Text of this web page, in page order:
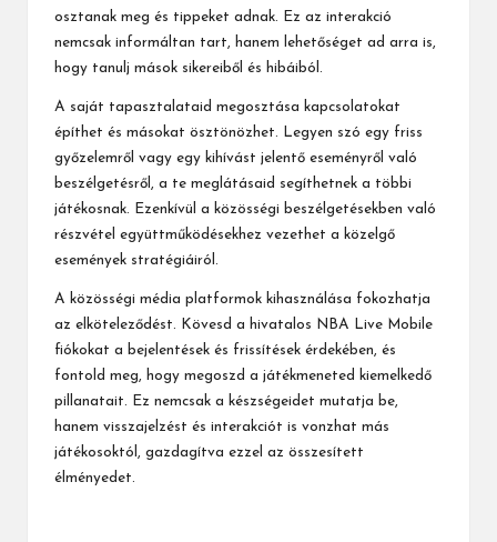
osztanak meg és tippeket adnak. Ez az interakció
nemcsak informáltan tart, hanem lehetőséget ad arra is,
hogy tanulj mások sikereiből és hibáiból.
A saját tapasztalataid megosztása kapcsolatokat
építhet és másokat ösztönözhet. Legyen szó egy friss
győzelemről vagy egy kihívást jelentő eseményről való
beszélgetésről, a te meglátásaid segíthetnek a többi
játékosnak. Ezenkívül a közösségi beszélgetésekben való
részvétel együttműködésekhez vezethet a közelgő
események stratégiáiról.
A közösségi média platformok kihasználása fokozhatja
az elköteleződést. Kövesd a hivatalos NBA Live Mobile
fiókokat a bejelentések és frissítések érdekében, és
fontold meg, hogy megoszd a játékmeneted kiemelkedő
pillanatait. Ez nemcsak a készségeidet mutatja be,
hanem visszajelzést és interakciót is vonzhat más
játékosoktól, gazdagítva ezzel az összesített
élményedet.